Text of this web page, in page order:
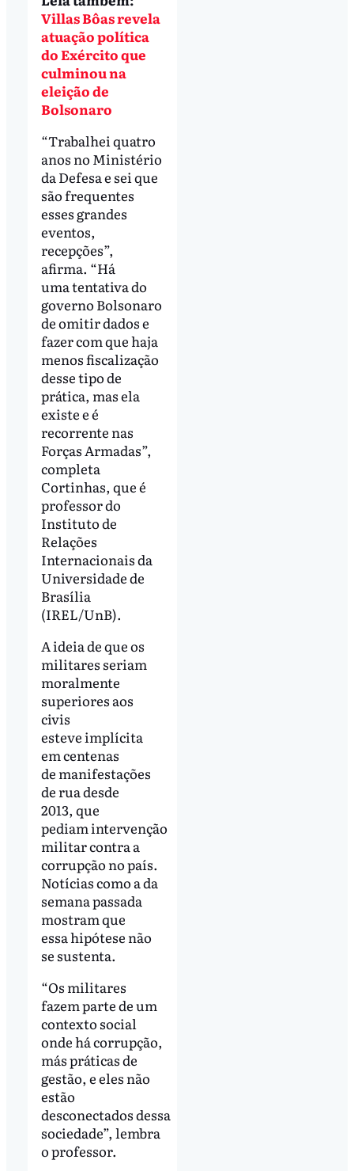
Villas Bôas revela
atuação política
do Exército que
culminou na
eleição de
Bolsonaro
“Trabalhei quatro
anos no Ministério
da Defesa e sei que
são frequentes
esses grandes
eventos,
recepções”,
afirma. “Há
uma tentativa do
governo Bolsonaro
de omitir dados e
fazer com que haja
menos fiscalização
desse tipo de
prática, mas ela
existe e é
recorrente nas
Forças Armadas”,
completa
Cortinhas, que é
professor do
Instituto de
Relações
Internacionais da
Universidade de
Brasília
(IREL/UnB).
A ideia de que os
militares seriam
moralmente
superiores aos
civis
esteve implícita
em centenas
de manifestações
de rua desde
2013, que
pediam intervenção
militar contra a
corrupção no país.
Notícias como a da
semana passada
mostram que
essa hipótese não
se sustenta.
“Os militares
fazem parte de um
contexto social
onde há corrupção,
más práticas de
gestão, e eles não
estão
desconectados dessa
sociedade”, lembra
o professor.